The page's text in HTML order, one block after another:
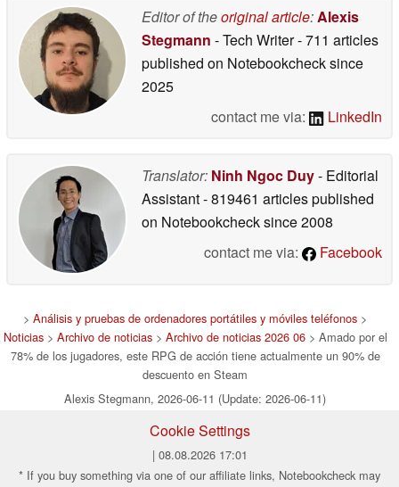
06/12/2026 Editor of theoriginal article:Alexis
Stegmann - Tech Writer- 711 articles
published on Notebookchecksince
2025
contact me via:
LinkedIn
Translator: Ninh Ngoc Duy- Editorial
Assistant- 819461 articles published
on Notebookchecksince 2008
contact me via:
Facebook
> Análisis y pruebas de ordenadores portátiles y móviles teléfonos >
Noticias> Archivo de noticias> Archivo de noticias 2026 06> Amado por el
78% de los jugadores, este RPG de acción tiene actualmente un 90% de
descuento en Steam
Alexis Stegmann, 2026-06-11 (Update: 2026-06-11)
Cookie Settings
| 08.08.2026 17:01
* If you buy something via one of our affiliate links, Notebookcheck may